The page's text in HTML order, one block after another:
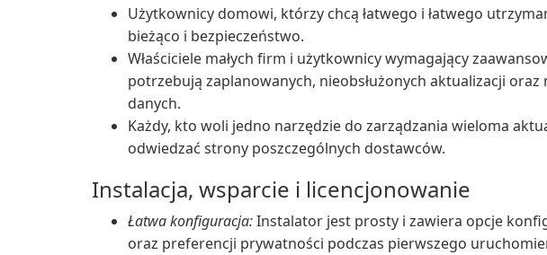
Użytkownicy domowi, którzy chcą łatwego i łatwego
bieżąco i bezpieczeństwo.
Właściciele małych firm i użytkownicy wymagający
potrzebują zaplanowanych, nieobsłużonych aktualizacji
danych.
Każdy, kto woli jedno narzędzie do zarządzania wieloma
odwiedzać strony poszczególnych dostawców.
Instalacja, wsparcie i licencjonowanie
Łatwa konfiguracja:Instalator jest prosty i zawiera opcje
oraz preferencji prywatności podczas pierwszego